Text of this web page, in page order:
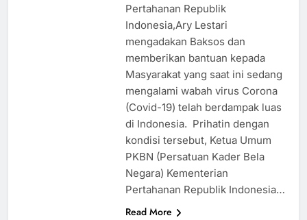
Pertahanan Republik
Indonesia,Ary Lestari
mengadakan Baksos dan
memberikan bantuan kepada
Masyarakat yang saat ini sedang
mengalami wabah virus Corona
(Covid-19) telah berdampak luas
di Indonesia. Prihatin dengan
kondisi tersebut, Ketua Umum
PKBN (Persatuan Kader Bela
Negara) Kementerian
Pertahanan Republik Indonesia…
Read More